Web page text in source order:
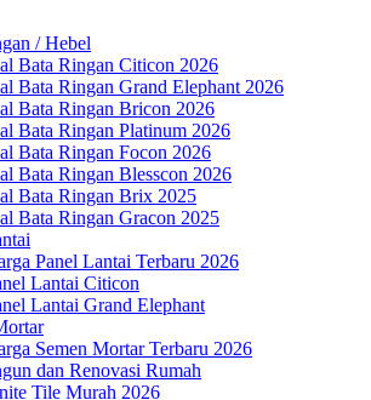
/ Hebel
Bata Ringan Citicon 2026
Bata Ringan Grand Elephant 2026
Bata Ringan Bricon 2026
Bata Ringan Platinum 2026
Bata Ringan Focon 2026
Bata Ringan Blesscon 2026
Bata Ringan Brix 2025
Bata Ringan Gracon 2025
Panel Lantai Terbaru 2026
Lantai Citicon
Lantai Grand Elephant
Semen Mortar Terbaru 2026
dan Renovasi Rumah
Tile Murah 2026